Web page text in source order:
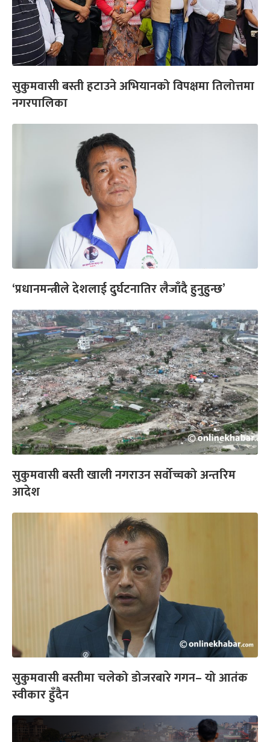
सुकुमवासी बस्ती हटाउने अभियानको विपक्षमा तिलोत्तमा
नगरपालिका
‘प्रधानमन्त्रीले देशलाई दुर्घटनातिर लैजाँदै हुनुहुन्छ’
सुकुमवासी बस्ती खाली नगराउन सर्वोच्चको अन्तरिम
आदेश
सुकुमवासी बस्तीमा चलेको डोजरबारे गगन– यो आतंक
स्वीकार हुँदैन